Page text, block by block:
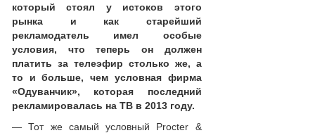
который стоял у истоков этого
рынка и как старейший
рекламодатель имел особые
условия, что теперь он должен
платить за телеэфир столько же, а
то и больше, чем условная фирма
«Одуванчик», которая последний
рекламировалась на ТВ в 2013 году.
— Тот же самый условный Procter &